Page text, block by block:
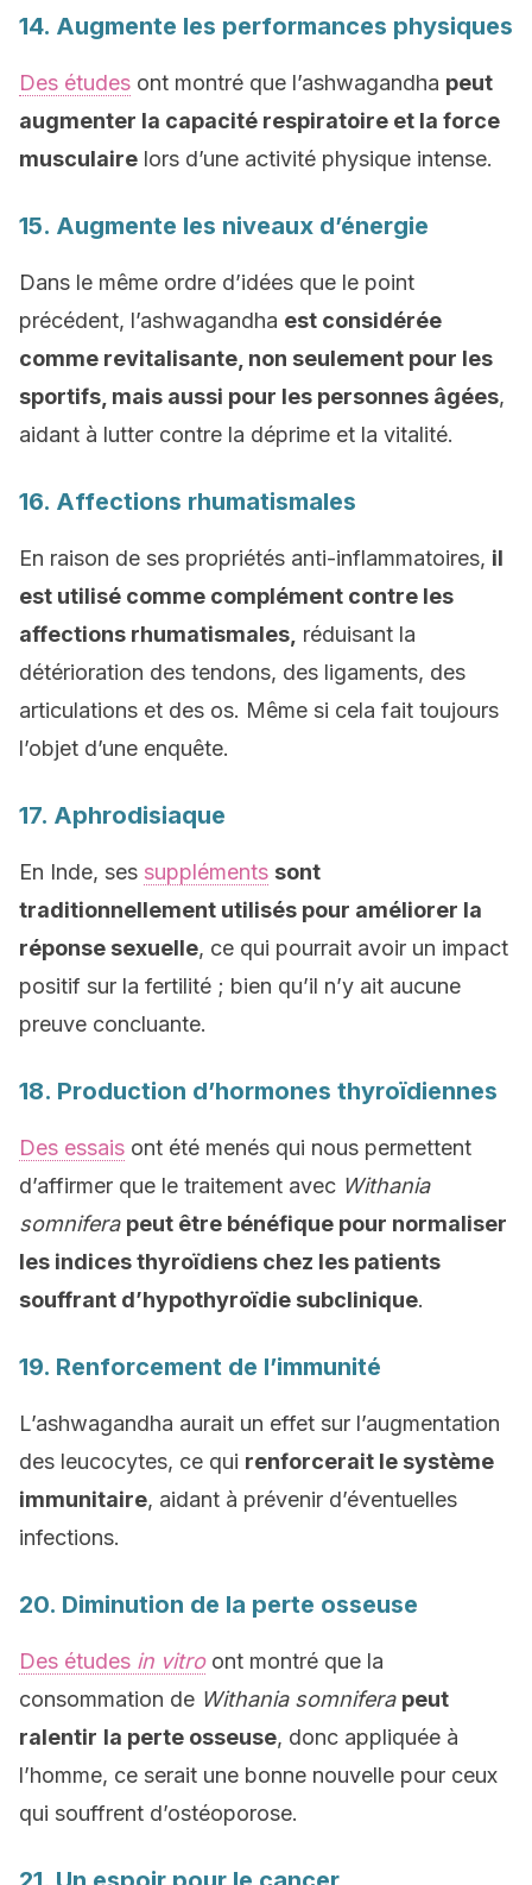
14. Augmente les performances physiques
Des études ont montré que l’ashwagandha peut
augmenter la capacité respiratoire et la force
musculaire lors d’une activité physique intense.
15. Augmente les niveaux d’énergie
Dans le même ordre d’idées que le point
précédent, l’ashwagandha est considérée
comme revitalisante, non seulement pour les
sportifs, mais aussi pour les personnes âgées,
aidant à lutter contre la déprime et la vitalité.
16. Affections rhumatismales
En raison de ses propriétés anti-inflammatoires, il
est utilisé comme complément contre les
affections rhumatismales, réduisant la
détérioration des tendons, des ligaments, des
articulations et des os. Même si cela fait toujours
l’objet d’une enquête.
17. Aphrodisiaque
En Inde, ses suppléments sont
traditionnellement utilisés pour améliorer la
réponse sexuelle, ce qui pourrait avoir un impact
positif sur la fertilité ; bien qu’il n’y ait aucune
preuve concluante.
18. Production d’hormones thyroïdiennes
Des essais ont été menés qui nous permettent
d’affirmer que le traitement avec Withania
somnifera peut être bénéfique pour normaliser
les indices thyroïdiens chez les patients
souffrant d’hypothyroïdie subclinique.
19. Renforcement de l’immunité
L’ashwagandha aurait un effet sur l’augmentation
des leucocytes, ce qui renforcerait le système
immunitaire, aidant à prévenir d’éventuelles
infections.
20. Diminution de la perte osseuse
Des études in vitroont montré que la
consommation de Withania somnifera peut
ralentir la perte osseuse, donc appliquée à
l’homme, ce serait une bonne nouvelle pour ceux
qui souffrent d’ostéoporose.